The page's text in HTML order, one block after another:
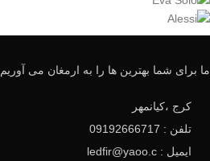
ما برای شما بهترین ها را به ارمغان می آوریم
کرج ،کیانمهر
تلفن : 09192666717
ایمیل : ledfir@yaoo.c